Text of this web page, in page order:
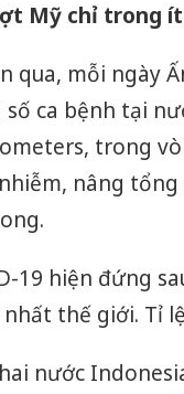
Mỹ chỉ trong
qua, mỗi ngày
ca bệnh tại
trong
nâng
19 hiện đứng
thế giới. Tỉ
nước